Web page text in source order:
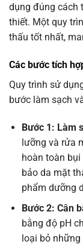
dụng đúng cách
thiết. Một quy
thấu tốt nhất,
Các bước tích
Quy trình sử
bước làm sạch
Bước 1: Làm
lưỡng và rửa
hoàn toàn
bảo da mặt
phẩm dưỡng
Bước 2: Cân
bằng độ pH
loại bỏ